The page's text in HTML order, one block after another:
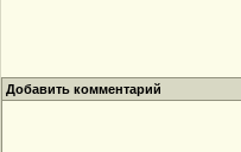
Добавить комментарий